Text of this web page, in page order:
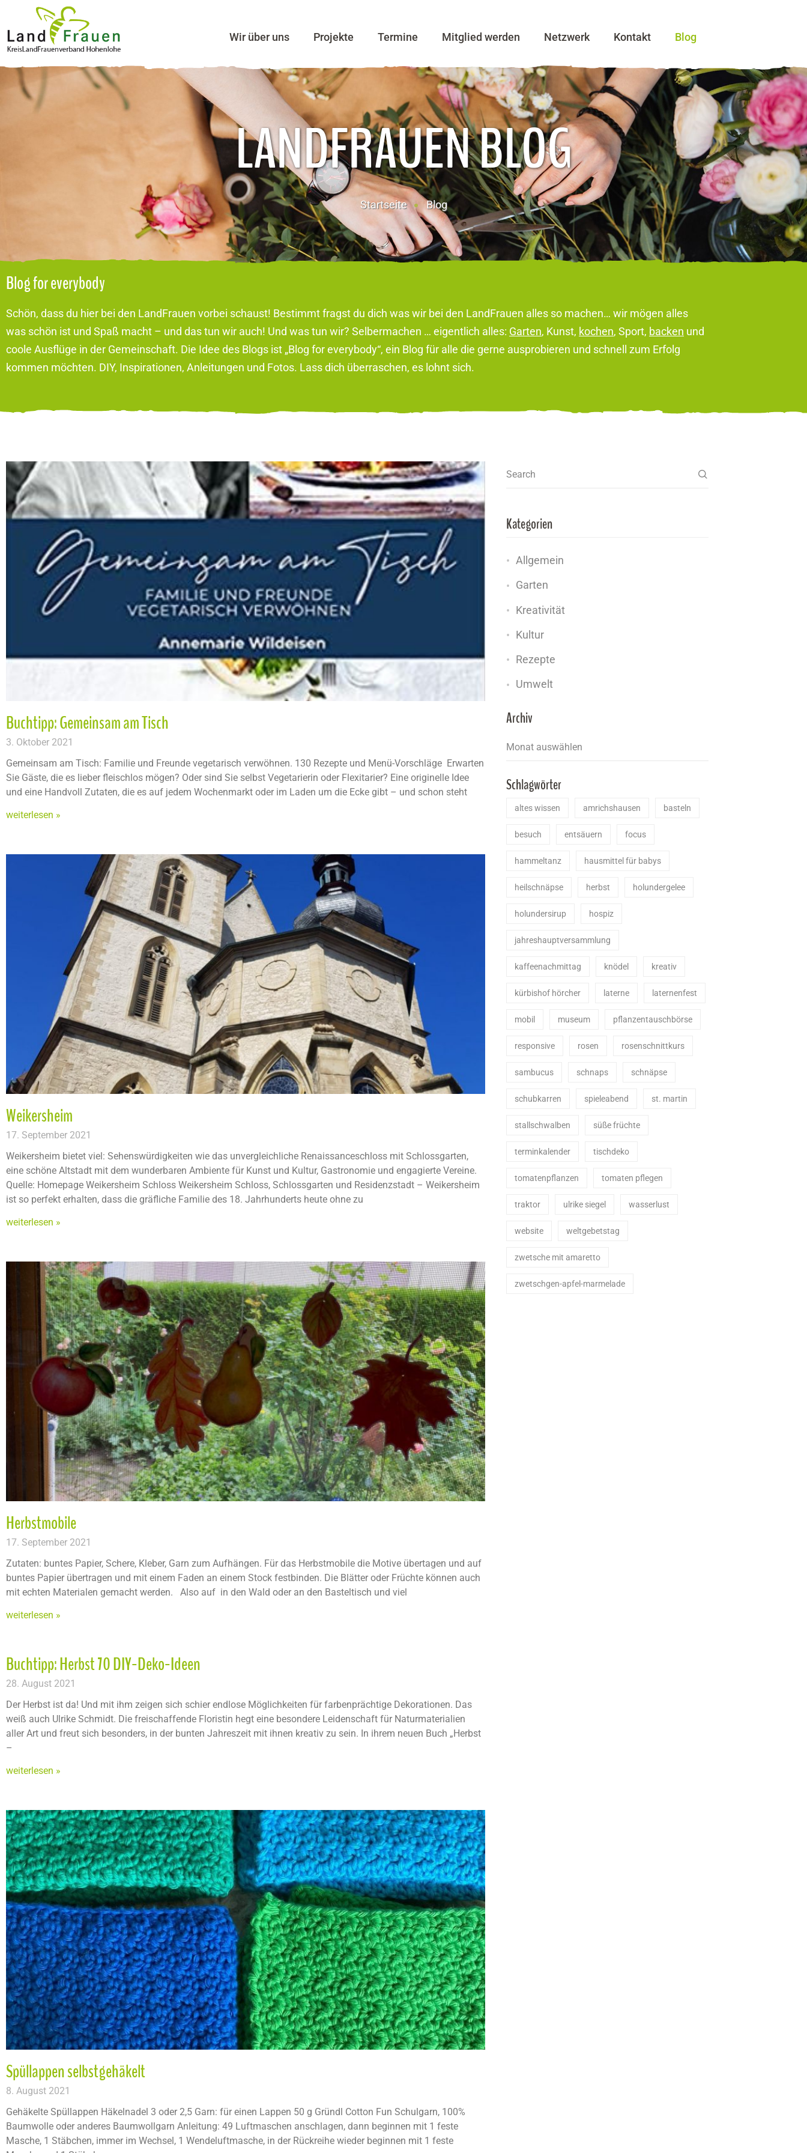
Wir über uns Projekte Termine Mitglied werden Netzwerk Kontakt Blog
LANDFRAUEN BLOG
Startseite Blog
Blog for everybody
Schön, dass du hier bei den LandFrauen vorbei schaust! Bestimmt fragst du dich was wir bei den LandFrauen alles so machen… wir mögen alles
was schön ist und Spaß macht – und das tun wir auch! Und was tun wir? Selbermachen … eigentlich alles: Garten, Kunst, kochen, Sport, backen und
coole Ausflüge in der Gemeinschaft. Die Idee des Blogs ist „Blog for everybody“, ein Blog für alle die gerne ausprobieren und schnell zum Erfolg
kommen möchten. DIY, Inspirationen, Anleitungen und Fotos. Lass dich überraschen, es lohnt sich.
Buchtipp: Gemeinsam am Tisch
3. Oktober 2021
Gemeinsam am Tisch: Familie und Freunde vegetarisch verwöhnen. 130 Rezepte und Menü-Vorschläge Erwarten
Sie Gäste, die es lieber fleischlos mögen? Oder sind Sie selbst Vegetarierin oder Flexitarier? Eine originelle Idee
und eine Handvoll Zutaten, die es auf jedem Wochenmarkt oder im Laden um die Ecke gibt – und schon steht
weiterlesen »
Weikersheim
17. September 2021
Weikersheim bietet viel: Sehenswürdigkeiten wie das unvergleichliche Renaissanceschloss mit Schlossgarten,
eine schöne Altstadt mit dem wunderbaren Ambiente für Kunst und Kultur, Gastronomie und engagierte Vereine.
Quelle: Homepage Weikersheim Schloss Weikersheim Schloss, Schlossgarten und Residenzstadt – Weikersheim
ist so perfekt erhalten, dass die gräfliche Familie des 18. Jahrhunderts heute ohne zu
weiterlesen »
Herbstmobile
17. September 2021
Zutaten: buntes Papier, Schere, Kleber, Garn zum Aufhängen. Für das Herbstmobile die Motive übertagen und auf
buntes Papier übertragen und mit einem Faden an einem Stock festbinden. Die Blätter oder Früchte können auch
mit echten Materialen gemacht werden. Also auf in den Wald oder an den Basteltisch und viel
weiterlesen »
Buchtipp: Herbst 70 DIY-Deko-Ideen
28. August 2021
Der Herbst ist da! Und mit ihm zeigen sich schier endlose Möglichkeiten für farbenprächtige Dekorationen. Das
weiß auch Ulrike Schmidt. Die freischaffende Floristin hegt eine besondere Leidenschaft für Naturmaterialien
aller Art und freut sich besonders, in der bunten Jahreszeit mit ihnen kreativ zu sein. In ihrem neuen Buch „Herbst
–
weiterlesen »
Spüllappen selbstgehäkelt
8. August 2021
Gehäkelte Spüllappen Häkelnadel 3 oder 2,5 Garn: für einen Lappen 50 g Gründl Cotton Fun Schulgarn, 100%
Baumwolle oder anderes Baumwollgarn Anleitung: 49 Luftmaschen anschlagen, dann beginnen mit 1 feste
Masche, 1 Stäbchen, immer im Wechsel, 1 Wendeluftmasche, in der Rückreihe wieder beginnen mit 1 feste
Search
Kategorien
Allgemein
Garten
Kreativität
Kultur
Rezepte
Umwelt
Archiv
Schlagwörter
altes wissen amrichshausen basteln
besuch entsäuern focus
hammeltanz hausmittel für babys
heilschnäpse herbst holundergelee
holundersirup hospiz
jahreshauptversammlung
kaffeenachmittag knödel kreativ
kürbishof hörcher laterne laternenfest
mobil museum pflanzentauschbörse
responsive rosen rosenschnittkurs
sambucus schnaps schnäpse
schubkarren spieleabend st. martin
stallschwalben süße früchte
terminkalender tischdeko
tomatenpflanzen tomaten pflegen
traktor ulrike siegel wasserlust
website weltgebetstag
zwetsche mit amaretto
zwetschgen-apfel-marmelade